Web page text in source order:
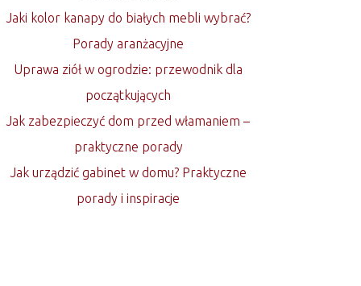
Jaki kolor kanapy do białych mebli wybrać?
Porady aranżacyjne
Uprawa ziół w ogrodzie: przewodnik dla
początkujących
Jak zabezpieczyć dom przed włamaniem –
praktyczne porady
Jak urządzić gabinet w domu? Praktyczne
porady i inspiracje